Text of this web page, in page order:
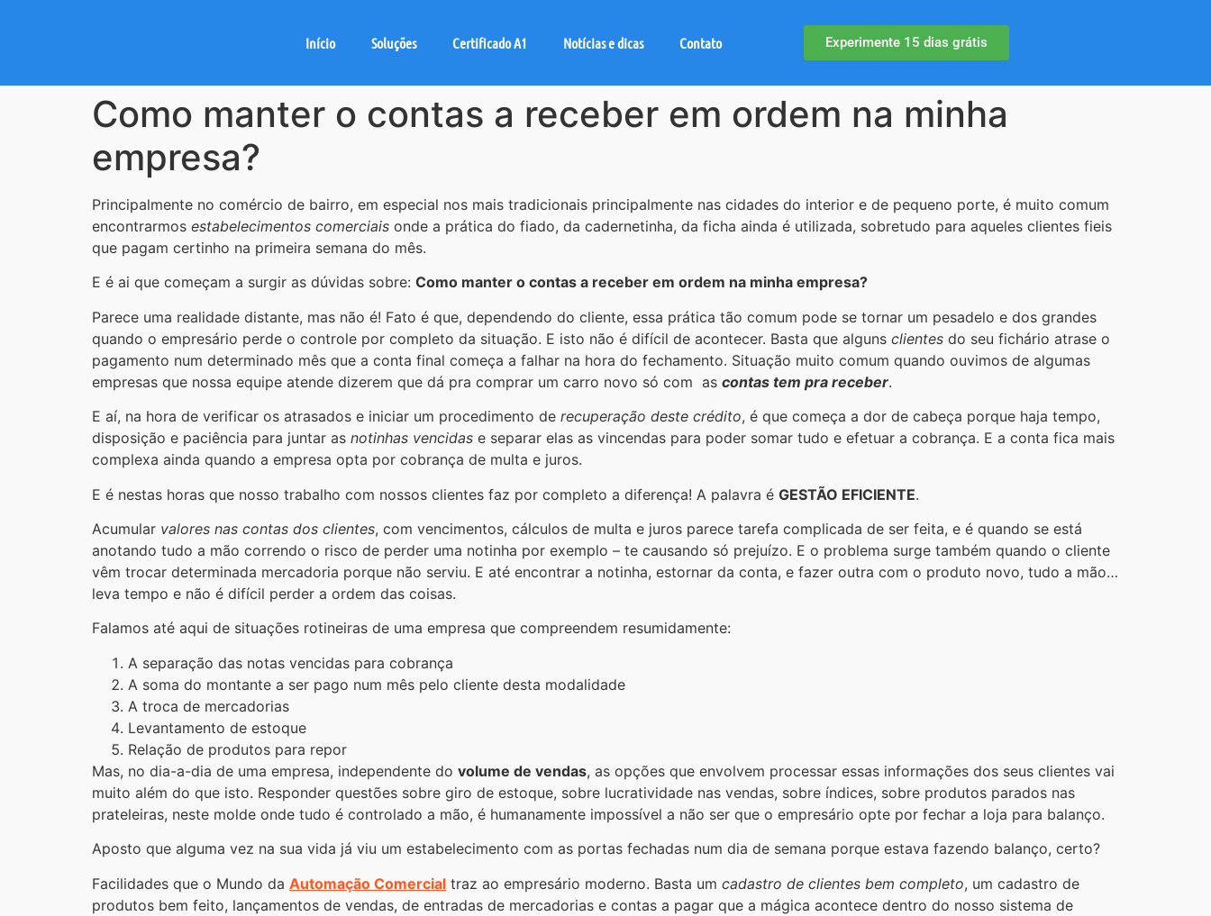
Início Soluções Certificado A1 Notícias e dicas Contato Experimente 15 dias grátis
Como manter o contas a receber em ordem na minha
empresa?
Principalmente no comércio de bairro, em especial nos mais tradicionais principalmente nas cidades do interior e de pequeno porte, é muito comum
encontrarmos estabelecimentos comerciais onde a prática do fiado, da cadernetinha, da ficha ainda é utilizada, sobretudo para aqueles clientes fieis
que pagam certinho na primeira semana do mês.
E é ai que começam a surgir as dúvidas sobre: Como manter o contas a receber em ordem na minha empresa?
Parece uma realidade distante, mas não é! Fato é que, dependendo do cliente, essa prática tão comum pode se tornar um pesadelo e dos grandes
quando o empresário perde o controle por completo da situação. E isto não é difícil de acontecer. Basta que alguns clientes do seu fichário atrase o
pagamento num determinado mês que a conta final começa a falhar na hora do fechamento. Situação muito comum quando ouvimos de algumas
empresas que nossa equipe atende dizerem que dá pra comprar um carro novo só com as contas tem pra receber.
E aí, na hora de verificar os atrasados e iniciar um procedimento de recuperação deste crédito, é que começa a dor de cabeça porque haja tempo,
disposição e paciência para juntar as notinhas vencidas e separar elas as vincendas para poder somar tudo e efetuar a cobrança. E a conta fica mais
complexa ainda quando a empresa opta por cobrança de multa e juros.
E é nestas horas que nosso trabalho com nossos clientes faz por completo a diferença! A palavra é GESTÃO EFICIENTE.
Acumular valores nas contas dos clientes, com vencimentos, cálculos de multa e juros parece tarefa complicada de ser feita, e é quando se está
anotando tudo a mão correndo o risco de perder uma notinha por exemplo – te causando só prejuízo. E o problema surge também quando o cliente
vêm trocar determinada mercadoria porque não serviu. E até encontrar a notinha, estornar da conta, e fazer outra com o produto novo, tudo a mão…
leva tempo e não é difícil perder a ordem das coisas.
Falamos até aqui de situações rotineiras de uma empresa que compreendem resumidamente:
A separação das notas vencidas para cobrança
A soma do montante a ser pago num mês pelo cliente desta modalidade
A troca de mercadorias
Levantamento de estoque
Relação de produtos para repor
Mas, no dia-a-dia de uma empresa, independente do volume de vendas, as opções que envolvem processar essas informações dos seus clientes vai
muito além do que isto. Responder questões sobre giro de estoque, sobre lucratividade nas vendas, sobre índices, sobre produtos parados nas
prateleiras, neste molde onde tudo é controlado a mão, é humanamente impossível a não ser que o empresário opte por fechar a loja para balanço.
Aposto que alguma vez na sua vida já viu um estabelecimento com as portas fechadas num dia de semana porque estava fazendo balanço, certo?
Facilidades que o Mundo da Automação Comercial traz ao empresário moderno. Basta um cadastro de clientes bem completo, um cadastro de
produtos bem feito, lançamentos de vendas, de entradas de mercadorias e contas a pagar que a mágica acontece dentro do nosso sistema de